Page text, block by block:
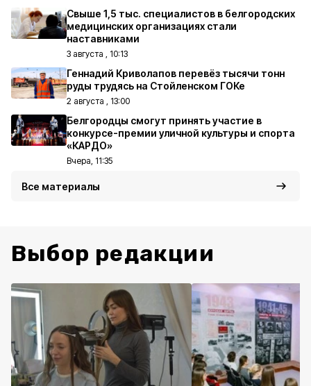
Свыше 1,5 тыс. специалистов в белгородских
медицинских организациях стали
наставниками
3 августа , 10:13
Геннадий Криволапов перевёз тысячи тонн
руды трудясь на Стойленском ГОКе
2 августа , 13:00
Белгородцы смогут принять участие в
конкурсе-премии уличной культуры и спорта
«КАРДО»
Вчера, 11:35
Все материалы
Выбор редакции